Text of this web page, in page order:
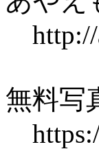
http://
無料写